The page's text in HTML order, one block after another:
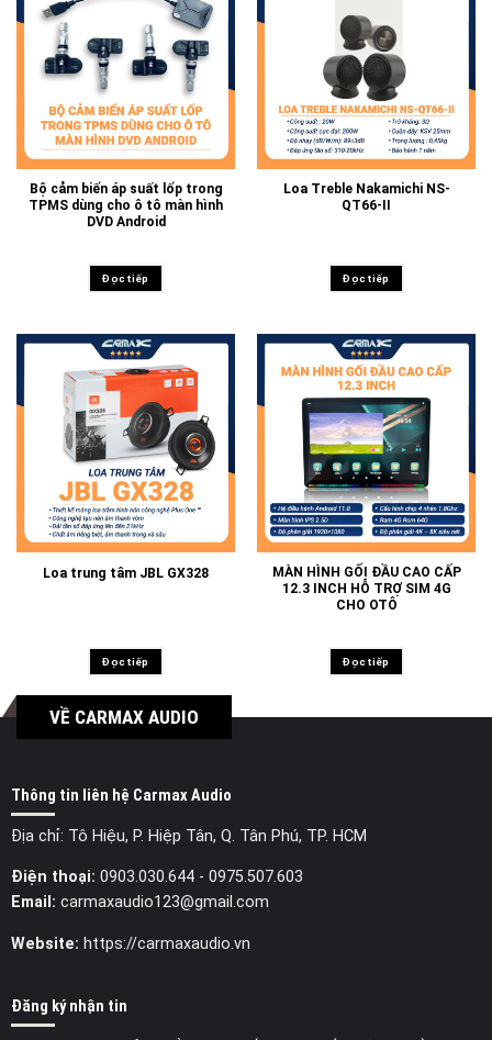
Bộ cảm biến áp suất lốp trong
TPMS dùng cho ô tô màn hình
DVD Android
Đọc tiếp
Loa Treble Nakamichi NS-
QT66-II
Đọc tiếp
Loa trung tâm JBL GX328
Đọc tiếp
MÀN HÌNH GỐI ĐẦU CAO CẤP
12.3 INCH HỖ TRỢ SIM 4G
CHO OTÔ
Đọc tiếp
VỀ CARMAX AUDIO
Thông tin liên hệ Carmax Audio
Địa chỉ: Tô Hiệu, P. Hiệp Tân, Q. Tân Phú, TP. HCM
Điện thoại: 0903.030.644- 0975.507.603
Email: carmaxaudio123@gmail.com
Website: https://carmaxaudio.vn
Đăng ký nhận tin